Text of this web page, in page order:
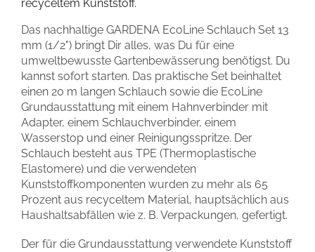
recyceltem Kunststoff.
Das nachhaltige GARDENA EcoLine Schlauch Set 13
mm (1/2") bringt Dir alles, was Du für eine
umweltbewusste Gartenbewässerung benötigst. Du
kannst sofort starten. Das praktische Set beinhaltet
einen 20 m langen Schlauch sowie die EcoLine
Grundausstattung mit einem Hahnverbinder mit
Adapter, einem Schlauchverbinder, einem
Wasserstop und einer Reinigungsspritze. Der
Schlauch besteht aus TPE (Thermoplastische
Elastomere) und die verwendeten
Kunststoffkomponenten wurden zu mehr als 65
Prozent aus recyceltem Material, hauptsächlich aus
Haushaltsabfällen wie z. B. Verpackungen, gefertigt.
Der für die Grundausstattung verwendete Kunststoff